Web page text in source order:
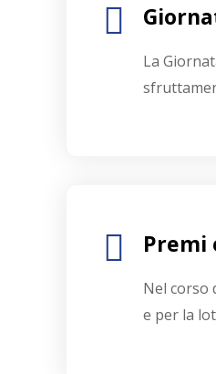
La
Premi
Nel corso
e per la